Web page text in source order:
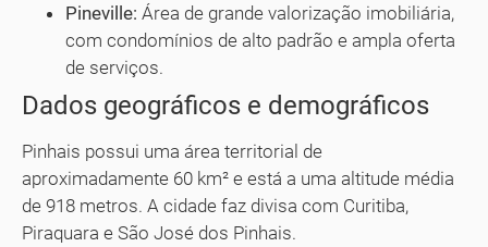
Pineville: Área de grande valorização imobiliária,
com condomínios de alto padrão e ampla oferta
de serviços.
Dados geográficos e demográficos
Pinhais possui uma área territorial de
aproximadamente 60 km² e está a uma altitude média
de 918 metros. A cidade faz divisa com Curitiba,
Piraquara e São José dos Pinhais.